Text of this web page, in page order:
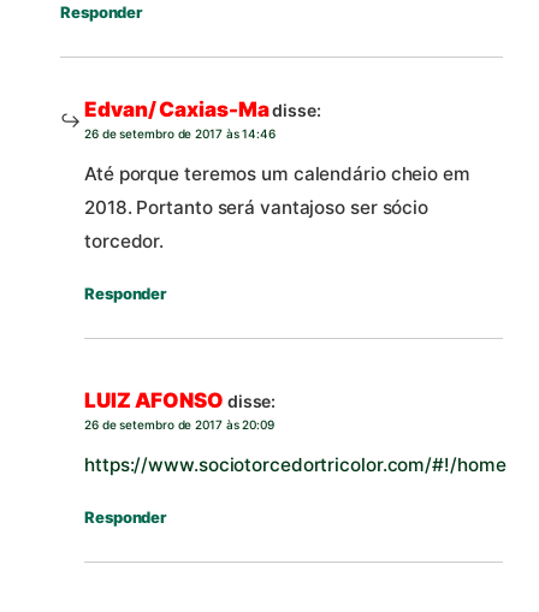
Responder
Edvan/ Caxias-Madisse:
26 de setembro de 2017 às 14:46
Até porque teremos um calendário cheio em
2018. Portanto será vantajoso ser sócio
torcedor.
Responder
LUIZ AFONSO disse:
26 de setembro de 2017 às 20:09
https://www.sociotorcedortricolor.com/#!/home
Responder